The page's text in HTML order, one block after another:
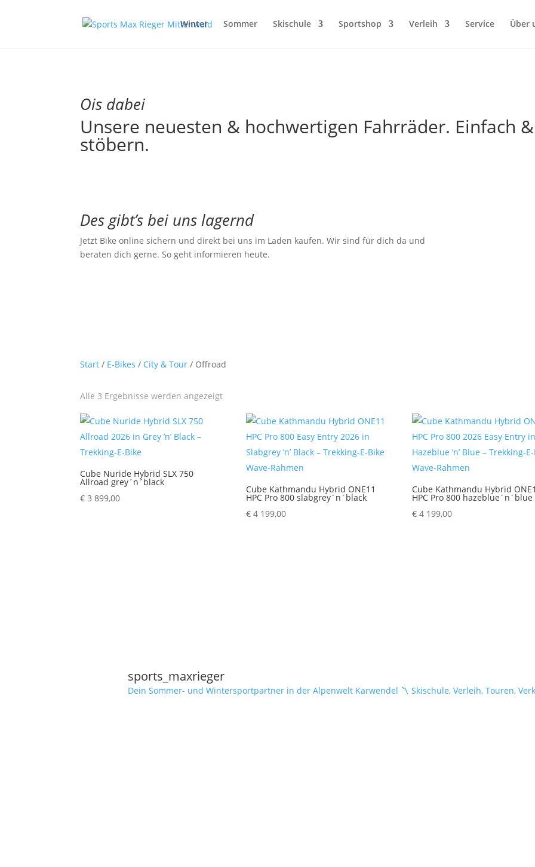
Winter Sommer Skischule Sportshop Verleih Service Über
Ois dabei
Unsere neuesten & hochwertigen Fahrräder. Einfach
stöbern.
Des gibt’s bei uns lagernd
Jetzt Bike online sichern und direkt bei uns im Laden kaufen. Wir sind für dich da und
beraten dich gerne. So geht informieren heute.
Start / E-Bikes / City & Tour / Offroad
Alle 3 Ergebnisse werden angezeigt
Cube Nuride Hybrid SLX 750
Allroad grey´n´black
€ 3 899,00
Cube Kathmandu Hybrid ONE11
HPC Pro 800 slabgrey´n´black
€ 4 199,00
Cube Kathmandu Hybrid
HPC Pro 800 hazeblue´n´blue
€ 4 199,00
sports_maxrieger
Dein Sommer- und Wintersportpartner in der Alpenwelt Karwendel 〽️ Skischule, Verleih, Touren,